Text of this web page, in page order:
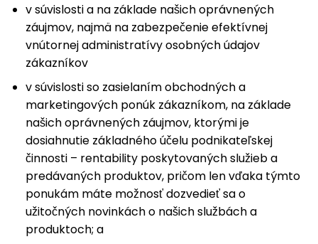
v súvislosti a na základe našich oprávnených
záujmov, najmä na zabezpečenie efektívnej
vnútornej administratívy osobných údajov
zákazníkov
v súvislosti so zasielaním obchodných a
marketingových ponúk zákazníkom, na základe
našich oprávnených záujmov, ktorými je
dosiahnutie základného účelu podnikateľskej
činnosti – rentability poskytovaných služieb a
predávaných produktov, pričom len vďaka týmto
ponukám máte možnosť dozvedieť sa o
užitočných novinkách o našich službách a
produktoch; a